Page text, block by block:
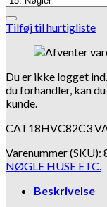
Tilføj til hurtigliste
Du er ikke logget
du forhandler, kan
kunde.
CAT18HVC82C3
Varenummer (SKU):
NØGLE HUSE ETC.
Beskrivelse